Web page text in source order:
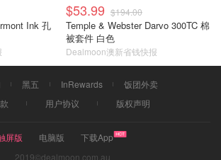
Ink 孔
$53.99 $194.00
Temple & Webster Darvo 300TC 棉
被套件 白色
Dealmoon澳新省钱快报
黑五 InRewards
饭团外卖
用户协议 版权声明
屏版 电脑版
下载App
2019©dealmoon.com.au